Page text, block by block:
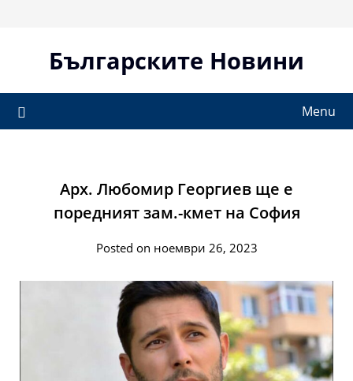
Българските Новини
Menu
Арх. Любомир Георгиев ще е
поредният зам.-кмет на София
Posted on ноември 26, 2023